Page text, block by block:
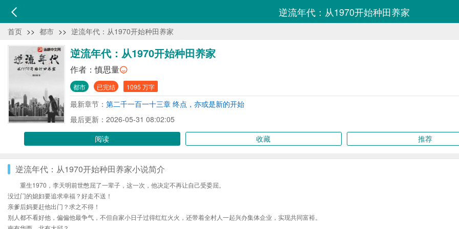
逆流年代：从1970开始种田养家
首页 >> 都市 >> 逆流年代：从1970开始种田养家
逆流年代：从1970开始种田养家
作者：慎思量
都市 已完结 1095 万字
最新章节： 第二千一百一十三章 终点，亦或是新的开始
最后更新：2026-05-31 08:02:05
阅读
收藏 推荐
逆流年代：从1970开始种田养家小说简介
重生1970，李天明前世憋屈了一辈子，这一次，他决定不再让自己受委屈。
没过门的媳妇要追求幸福？好走不送！
亲爹后妈要赶他出门？求之不得！
别人都不看好他，偏偏他最争气，不但自家小日子过得红红火火，还带着全村人一起兴办集体企业，实现共同富裕。